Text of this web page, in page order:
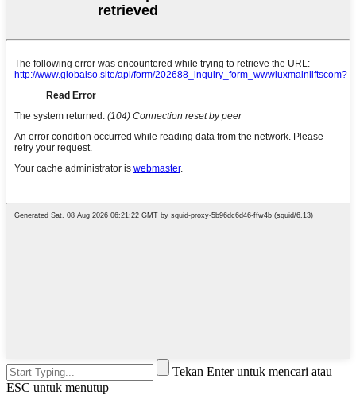
Tekan Enter untuk mencari atau
ESC untuk menutup